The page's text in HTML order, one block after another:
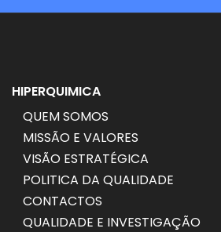
HIPERQUIMICA
QUEM SOMOS
MISSÃO E VALORES
VISÃO ESTRATÉGICA
POLITICA DA QUALIDADE
CONTACTOS
QUALIDADE E INVESTIGAÇÃO